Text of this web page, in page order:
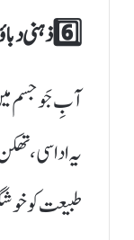
6️⃣ ذہنی دباؤ اور اداسی کا علاج
آبِ جَو جسم
یہ اداسی،
طبیعت کو